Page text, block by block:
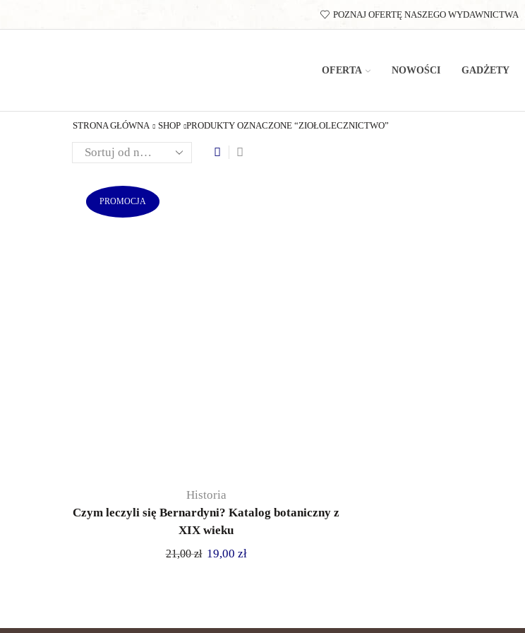
POZNAJ OFERTĘ NASZEGO WYDAWNICTWA
OFERTA NOWOŚCI GADŻETY
STRONA GŁÓWNA SHOP PRODUKTY OZNACZONE “ZIOŁOLECZNICTWO”
PROMOCJA
Historia
Czym leczyli się Bernardyni? Katalog botaniczny z
XIX wieku
21,00zł 19,00 zł